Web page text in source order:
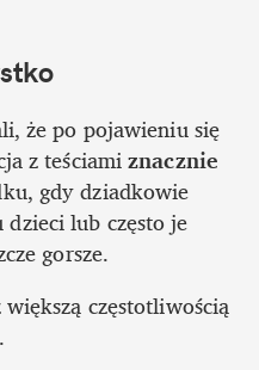
że po pojawieniu się
z teściami znacznie
gdy dziadkowie
lub często je
gorsze.
częstotliwością